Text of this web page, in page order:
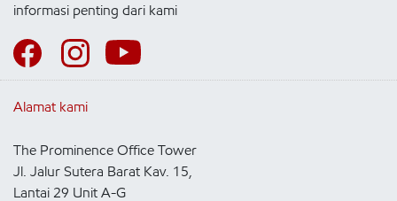
informasi penting dari kami
Alamat kami
The Prominence Office Tower
Jl. Jalur Sutera Barat Kav. 15,
Lantai 29 Unit A-G